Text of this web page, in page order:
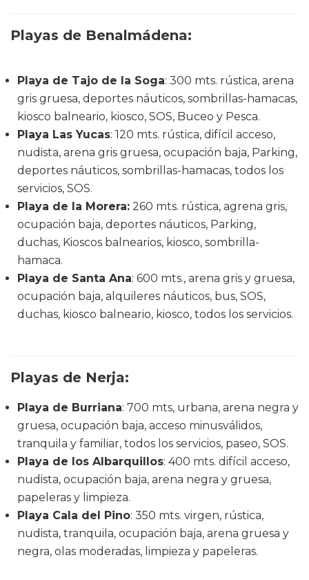
Playas de Benalmádena:
Playa de Tajo de la Soga: 300 mts. rústica, arena
gris gruesa, deportes náuticos, sombrillas-hamacas,
kiosco balneario, kiosco, SOS, Buceo y Pesca.
Playa Las Yucas: 120 mts. rústica, difícil acceso,
nudista, arena gris gruesa, ocupación baja, Parking,
deportes náuticos, sombrillas-hamacas, todos los
servicios, SOS.
Playa de la Morera: 260 mts. rústica, agrena gris,
ocupación baja, deportes náuticos, Parking,
duchas, Kioscos balnearios, kiosco, sombrilla-
hamaca.
Playa de Santa Ana: 600 mts., arena gris y gruesa,
ocupación baja, alquileres náuticos, bus, SOS,
duchas, kiosco balneario, kiosco, todos los servicios.
Playas de Nerja:
Playa de Burriana: 700 mts, urbana, arena negra y
gruesa, ocupación baja, acceso minusválidos,
tranquila y familiar, todos los servicios, paseo, SOS.
Playa de los Albarquillos: 400 mts. difícil acceso,
nudista, ocupación baja, arena negra y gruesa,
papeleras y limpieza.
Playa Cala del Pino: 350 mts. virgen, rústica,
nudista, tranquila, ocupación baja, arena gruesa y
negra, olas moderadas, limpieza y papeleras.